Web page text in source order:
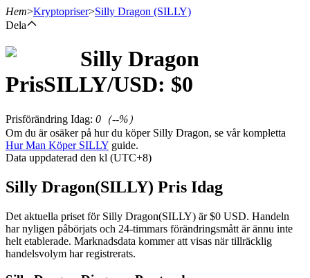
Futures med USDT som säkerhet
Hem>Kryptopriser>Silly Dragon (SILLY)
Dela
Silly Dragon
PrisSILLY/USD: $0
Prisförändring Idag: 0 （--%）
Om du är osäker på hur du köper Silly Dragon, se vår kompletta
Hur Man Köper SILLY guide.
Data uppdaterad den kl (UTC+8)
Silly Dragon(SILLY) Pris Idag
Det aktuella priset för Silly Dragon(SILLY) är $0 USD. Handeln
har nyligen påbörjats och 24-timmars förändringsmått är ännu inte
helt etablerade. Marknadsdata kommer att visas när tillräcklig
handelsvolym har registrerats.